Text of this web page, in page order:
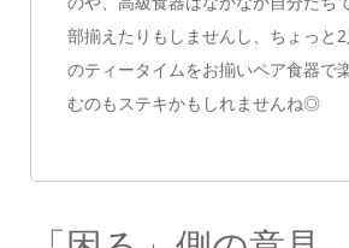
部揃えたりもしませんし、 ちょっと2
のティータイムをお揃いペア食器で
むのもステキかもしれませんね◎